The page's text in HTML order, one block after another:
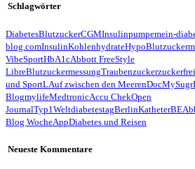
Schlagwörter
DiabetesBlutzuckerCGMInsulinpumpemein-
blog.comInsulinKohlenhydrateHypo
VibeSportHbA1cAbbott FreeStyle
LibreBlutzuckermessungTraubenzuckerzuckerfrei
und SportLAuf zwischen den MeerenDocMySugr
BlogmylifeMedtronicAccu ChekOpen
JournalTyp1WeltdiabetestagBerlinKatheterBE
Blog WocheAppDiabetes und Reisen
Neueste Kommentare